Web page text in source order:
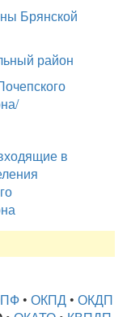
Брянской
район
в
• ОКПД • ОКДП